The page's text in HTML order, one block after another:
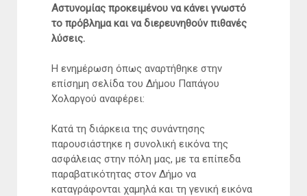
Αστυνομίας προκειμένου να κάνει γνωστό
το πρόβλημα και να διερευνηθούν πιθανές
λύσεις.
Η ενημέρωση όπως αναρτήθηκε στην
επίσημη σελίδα του Δήμου Παπάγου
Χολαργού αναφέρει:
Κατά τη διάρκεια της συνάντησης
παρουσιάστηκε η συνολική εικόνα της
ασφάλειας στην πόλη μας, με τα επίπεδα
παραβατικότητας στον Δήμο να
καταγράφονται χαμηλά και τη γενική εικόνα